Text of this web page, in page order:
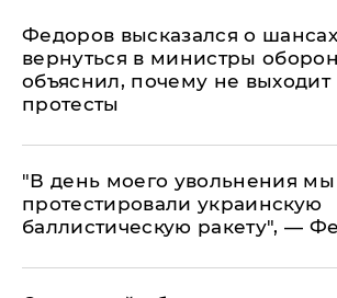
Федоров высказался о шансах
вернуться в министры
объяснил, почему не выходит
протесты
​"В день моего увольнения
протестировали украинскую
баллистическую ракету", —